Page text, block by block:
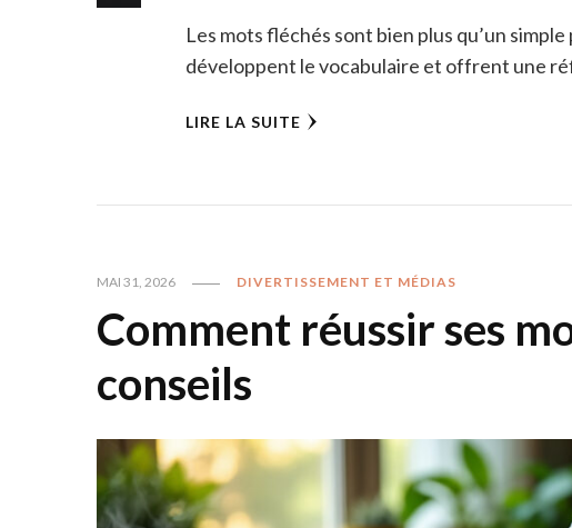
Les mots fléchés sont bien plus qu’un
développent le vocabulaire et offrent une
LIRE LA SUITE
MAI 31, 2026 DIVERTISSEMENT ET MÉDIAS
Comment réussir ses
conseils